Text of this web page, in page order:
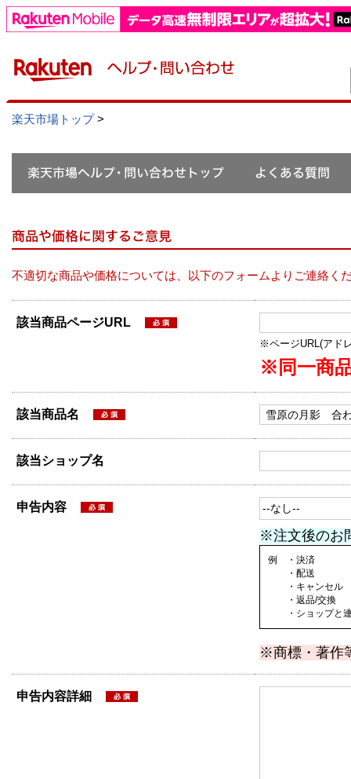
楽天市場トップ>
不適切な商品や価格については、以下のフォームよりご連絡く
該当商品ページURL
※ページURL(アド
※同一商
該当商品名
該当ショップ名
申告内容
※注文後のお
例 ・決済
・配送
・キャンセル
・返品/交換
・ショップと連
※商標・著作
申告内容詳細